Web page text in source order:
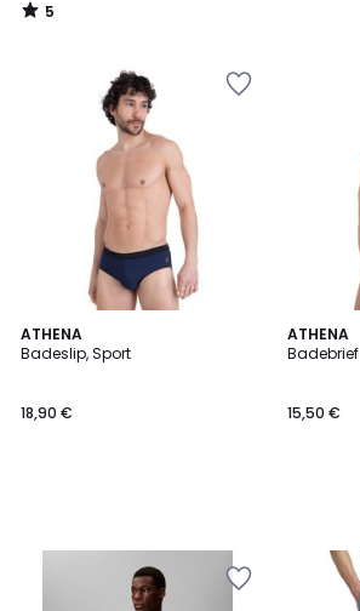
5
/
ATHENA
Badeslip, Sport
18,90 €
ATHENA
Badebrief
15,50 €